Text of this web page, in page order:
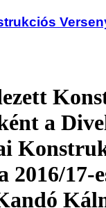
a
2016/17-